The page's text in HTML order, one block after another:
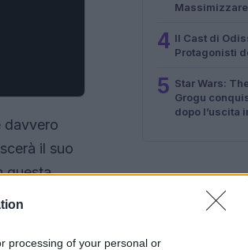
processing of your personal or
davvero
il suo
questa
di
serie e
4 Il Cast di
Protagonisti
5 Star Wars:
Grogu
dopo l’uscita